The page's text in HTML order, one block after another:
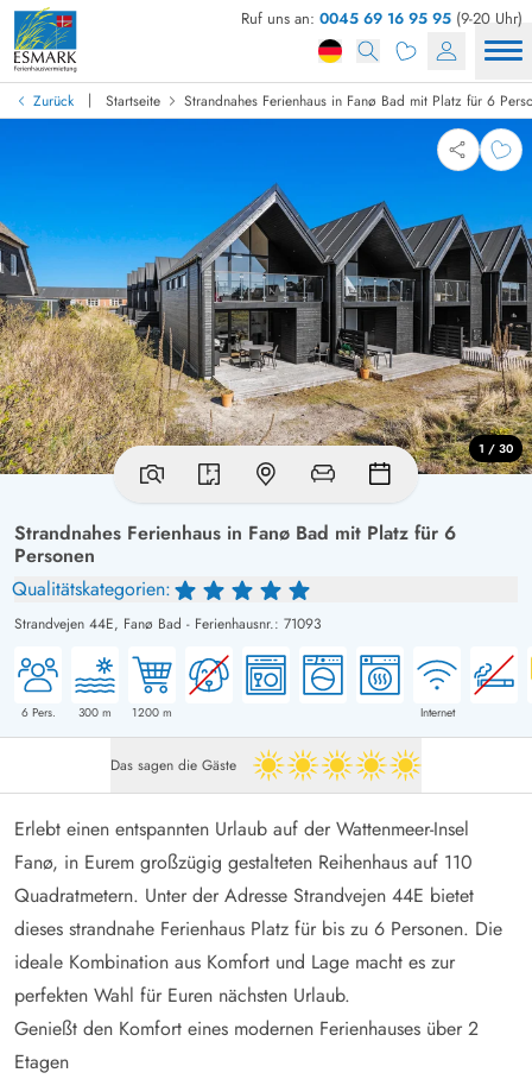
Ruf uns an: 0045 69 16 95 95 (9-20 Uhr)
Zurück | Startseite Strandnahes Ferienhaus in Fanø Bad mit Platz für 6
Strandnahes Ferienhaus in Fanø Bad mit Platz für 6
Personen
Qualitätskategorien:
Strandvejen 44E, Fanø Bad - Ferienhausnr.: 71093
6Pers. 300 m 1200 m Internet
1 / 30
Das sagen die Gäste 5 von 5
Erlebt einen entspannten Urlaub auf der Wattenmeer-Insel
Fanø, in Eurem großzügig gestalteten Reihenhaus auf 110
Quadratmetern. Unter der Adresse Strandvejen 44E bietet
dieses strandnahe Ferienhaus Platz für bis zu 6 Personen. Die
ideale Kombination aus Komfort und Lage macht es zur
perfekten Wahl für Euren nächsten Urlaub.
Genießt den Komfort eines modernen Ferienhauses über 2
Etagen